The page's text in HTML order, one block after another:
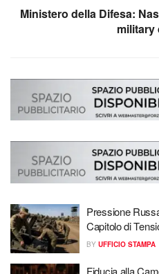
Ministero della Difesa:
military
Pressione
Capitolo di
BY UFFICIO STAMPA